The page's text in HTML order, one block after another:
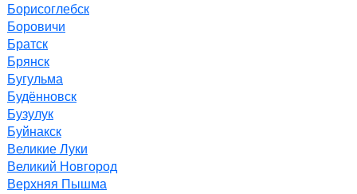
Борисоглебск
Боровичи
Братск
Брянск
Бугульма
Будённовск
Бузулук
Буйнакск
Великие Луки
Великий Новгород
Верхняя Пышма